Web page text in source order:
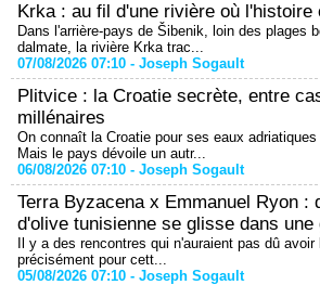
Krka : au fil d'une rivière où l'histoire
Dans l'arrière-pays de Šibenik, loin des plages
dalmate, la rivière Krka trac...
07/08/2026 07:10 - Joseph Sogault
Plitvice : la Croatie secrète, entre
millénaires
On connaît la Croatie pour ses eaux
Mais le pays dévoile un autr...
06/08/2026 07:10 - Joseph Sogault
Terra Byzacena x Emmanuel Ryon :
d'olive tunisienne se glisse dans une
Il y a des rencontres qui n'auraient pas dû
précisément pour cett...
05/08/2026 07:10 - Joseph Sogault